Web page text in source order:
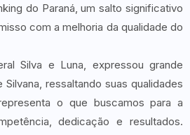
do Paraná, um salto significativo
com a melhoria da qualidade do
Silva e Luna, expressou grande
ressaltando suas qualidades
o que buscamos para a
dedicação e resultados.